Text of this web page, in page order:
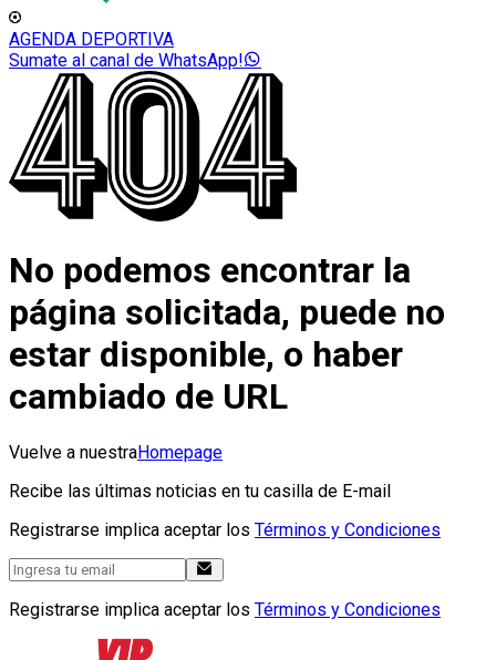
AGENDA DEPORTIVA
Sumate al canal de WhatsApp!
No podemos encontrar la
página solicitada, puede no
estar disponible, o haber
cambiado de URL
Vuelve a nuestraHomepage
Recibe las últimas noticias en tu casilla de E-mail
Registrarse implica aceptar los Términos y Condiciones
Registrarse implica aceptar los Términos y Condiciones